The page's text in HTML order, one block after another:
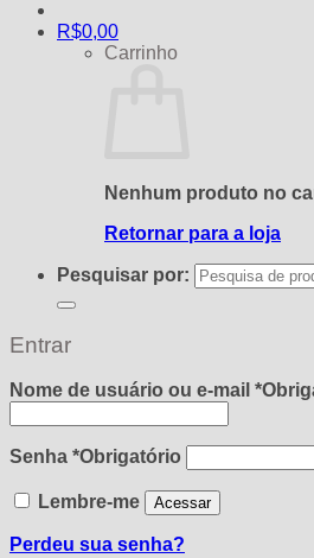
R$0,00
Carrinho
Nenhum produto no
Retornar para a loja
Pesquisar por:
Entrar
Nome de usuário ou e-mail *
Senha *Obrigatório
Lembre-me Acessar
Perdeu sua senha?